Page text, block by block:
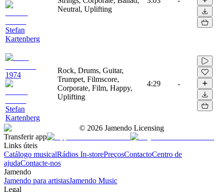
Stefan
Kartenberg
Neutral, Uplifting
1974
Stefan
Kartenberg
Rock, Drums, Guitar,
Trumpet, Filmscore,
Corporate, Film, Happy,
Uplifting
4:29 -
© 2026 Jamendo Licensing
Transferir app
Links úteis
Catálogo musicalRádios In-storePreçosContactoCentro de
ajudaContacte-nos
Jamendo
Jamendo para artistasJamendo Music
Legal